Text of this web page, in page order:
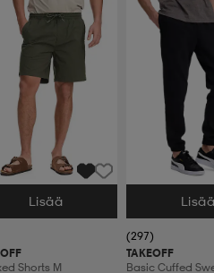
Koko
Lisää
Shorts M
Valitse Koko
(297)
TAKEOFF
Basic Cuffed